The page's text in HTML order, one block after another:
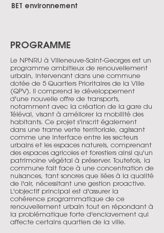
BET environnement
PROGRAMME
Le NPNRU à Villeneuve-Saint-Georges est un
programme ambitieux de renouvellement
urbain, intervenant dans une commune
dotée de 5 Quartiers Prioritaires de la Ville
(QPV). Il comprend le développement
d'une nouvelle offre de transports,
notamment avec la création de la gare du
Téléval, visant à améliorer la mobilité des
habitants. Ce projet s'inscrit également
dans une trame verte territoriale, agissant
comme une interface entre les secteurs
urbains et les espaces naturels, comprenant
des espaces agricoles et forestiers ainsi qu'un
patrimoine végétal à préserver. Toutefois, la
commune fait face à une concentration de
nuisances, tant sonores que liées à la qualité
de l'air, nécessitant une gestion proactive.
L'objectif principal est d'assurer la
cohérence programmatique de ce
renouvellement urbain tout en répondant à
la problématique forte d'enclavement qui
affecte certains quartiers de la ville.